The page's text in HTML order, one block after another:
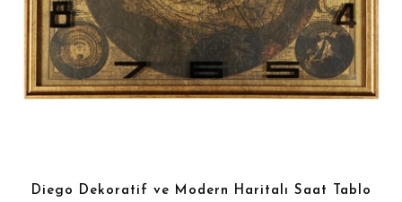
Diego Dekoratif ve Modern Haritalı Saat Tablo